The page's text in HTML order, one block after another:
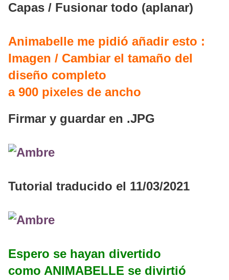
Capas / Fusionar todo (aplanar)
Animabelle me pidió añadir esto :
Imagen / Cambiar el tamaño del
diseño completo
a 900 pixeles de ancho
Firmar y guardar en .JPG
Tutorial traducido el 11/03/2021
Espero se hayan divertido
como ANIMABELLE se divirtió